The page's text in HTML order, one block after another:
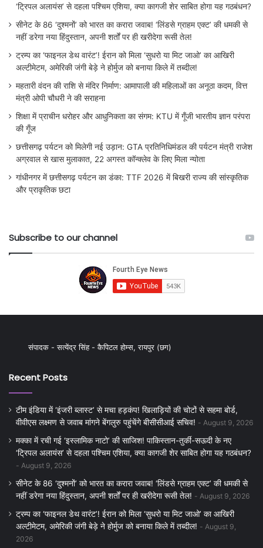
‘ट्रिपल अलायंस’ से दहला पश्चिम एशिया, क्या कागजी शेर साबित होगा यह गठबंधन?
सीनेट के 86 ‘दुश्मनों’ को भारत का करारा जवाब! ‘लिंडसे ग्राहम एक्ट’ की धमकी से
नहीं डरेगा नया हिंदुस्तान, अपनी शर्तों पर ही खरीदेगा रूसी तेल!
ट्रम्प का ‘फाइनल डेथ वारंट’! ईरान को मिला ‘सुधरो या मिट जाओ’ का आखिरी
अल्टीमेटम, अमेरिकी जंगी बेड़े ने होर्मुज को बनाया किले में तब्दील!
महतारी वंदन की राशि से मंदिर निर्माण: आमापाली की महिलाओं का अनूठा कदम, वित्त
मंत्री ओपी चौधरी ने की सराहना
शिक्षा में प्राचीन धरोहर और आधुनिकता का संगम: KTU में गूँजी भारतीय ज्ञान परंपरा
की गूँज
छत्तीसगढ़ पर्यटन को मिलेगी नई उड़ान: GTA प्रतिनिधिमंडल की पर्यटन मंत्री राजेश
अग्रवाल से खास मुलाकात, 22 अगस्त कॉन्क्लेव के लिए मिला न्योता
गांधीनगर में छत्तीसगढ़ पर्यटन का डंका: TTF 2026 में बिखरी राज्य की सांस्कृतिक
और प्राकृतिक छटा
Subscribe to our channel
संपादक - सत्येंद्र सिंह - कैपिटल होम्स, रायपुर (छग)
Recent Posts
टीम इंडिया में ‘इंजरी ब्लास्ट’ से मचा हड़कंप! खिलाड़ियों की चोटों से सहमा बोर्ड,
वीवीएस लक्ष्मण से जवाब मांगने बेंगलुरु पहुंचेंगे बीसीसीआई सचिव!
August 9, 2026
मक्का में रची गई ‘इस्लामिक नाटो’ की साजिश! पाकिस्तान-तुर्की-सऊदी के नए
‘ट्रिपल अलायंस’ से दहला पश्चिम एशिया, क्या कागजी शेर साबित होगा यह गठबंधन?
August 9, 2026
सीनेट के 86 ‘दुश्मनों’ को भारत का करारा जवाब! ‘लिंडसे ग्राहम एक्ट’ की धमकी से
नहीं डरेगा नया हिंदुस्तान, अपनी शर्तों पर ही खरीदेगा रूसी तेल!
August 9, 2026
ट्रम्प का ‘फाइनल डेथ वारंट’! ईरान को मिला ‘सुधरो या मिट जाओ’ का आखिरी
अल्टीमेटम, अमेरिकी जंगी बेड़े ने होर्मुज को बनाया किले में तब्दील!
August 9,
2026